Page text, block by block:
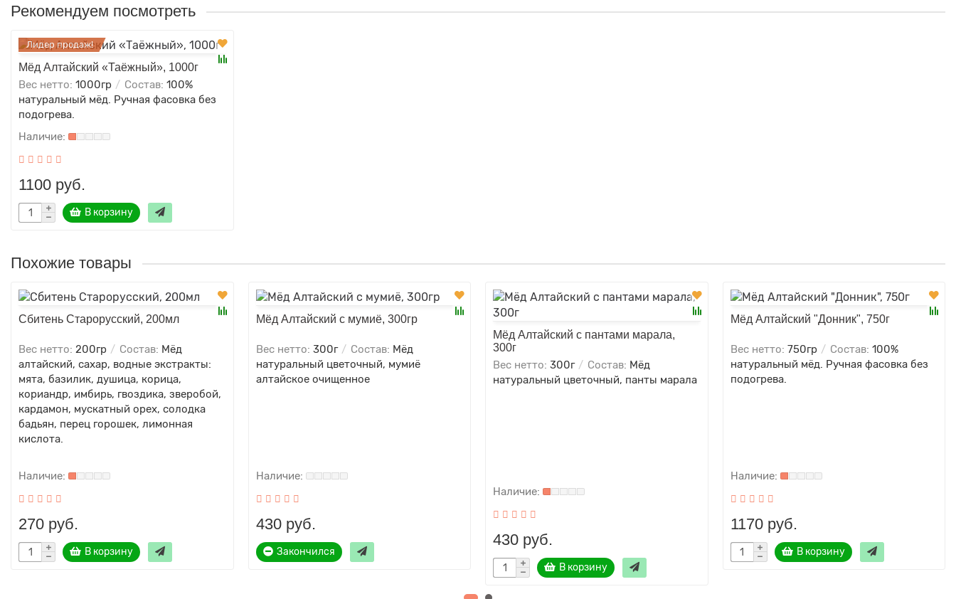
Рекомендуем посмотреть
Лидер продаж!
Мёд Алтайский «Таёжный», 1000г
Вес нетто: 1000гр Состав: 100%
натуральный мёд. Ручная фасовка без
подогрева.
1100 руб.
В корзину
Похожие товары
Сбитень Старорусский, 200мл
Вес нетто: 200гр Состав: Мёд
алтайский, сахар, водные экстракты:
мята, базилик, душица, корица,
кориандр, имбирь, гвоздика, зверобой,
кардамон, мускатный орех, солодка
бадьян, перец горошек, лимонная
кислота.
270 руб.
В корзину
Мёд Алтайский с мумиё, 300гр
Вес нетто: 300г Состав: Мёд
натуральный цветочный, мумиё
алтайское очищенное
430 руб.
Закончился
Мёд Алтайский с пантами марала,
300г
Вес нетто: 300г Состав: Мёд
натуральный цветочный, панты марала
430 руб.
В корзину
Мёд Алтайский "Донник", 750г
Вес нетто: 750гр Состав: 100%
натуральный мёд. Ручная фасовка без
подогрева.
1170 руб.
В корзину